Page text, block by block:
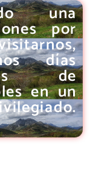
una
por
días
de
en un